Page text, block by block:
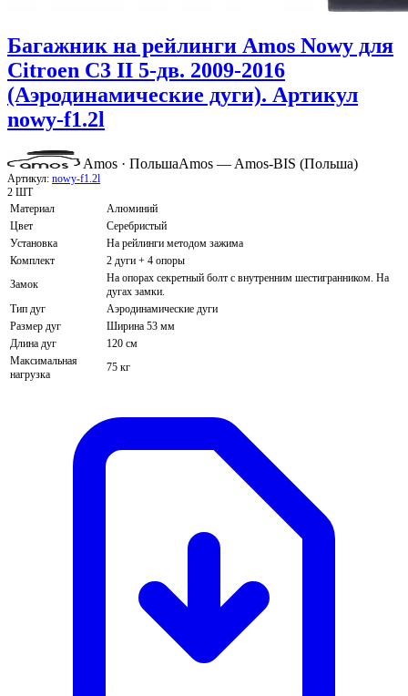
Багажник на рейлинги Amos Nowy для
Citroen C3 II 5-дв. 2009-2016
(Аэродинамические дуги). Артикул
nowy-f1.2l
Amos · ПольшаAmos — Amos-BIS (Польша)
Артикул: nowy-f1.2l
2 ШТ
Материал
Алюминий
Цвет
Серебристый
Установка
На рейлинги методом зажима
Комплект
2 дуги + 4 опоры
Замок
На опорах секретный болт с внутренним шестигранником. На
дугах замки.
Тип дуг
Аэродинамические дуги
Размер дуг
Ширина 53 мм
Длина дуг
120 см
Максимальная
нагрузка
75 кг